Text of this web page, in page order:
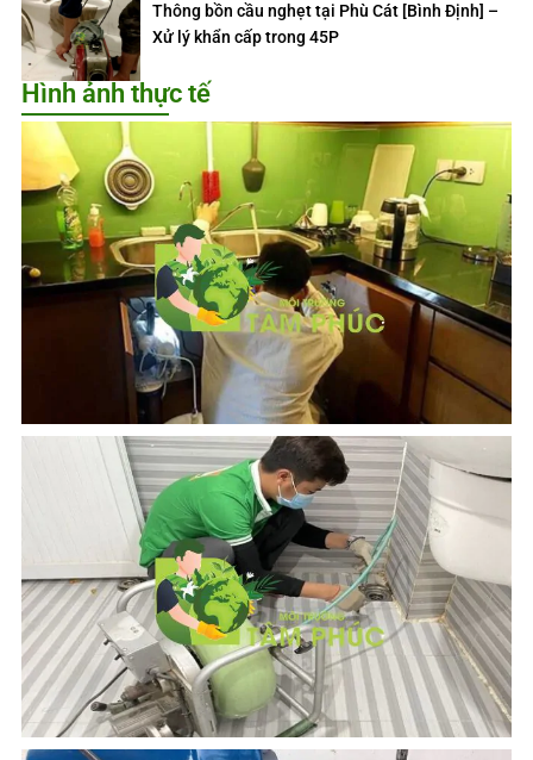
Thông bồn cầu nghẹt tại Phù Cát [Bình Định] –
Xử lý khẩn cấp trong 45P
Hình ảnh thực tế